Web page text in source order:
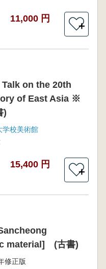
11,000 円
＋
on the 20th
of East Asia ※
)
学校美術館
15,400 円
＋
material] (古書)
修正版